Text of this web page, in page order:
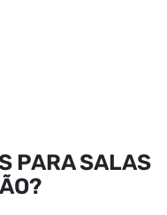
PARA SALAS